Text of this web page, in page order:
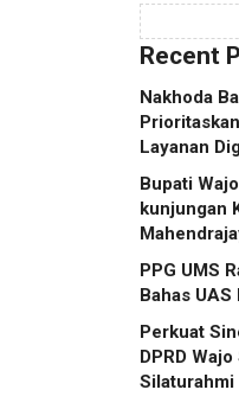
Recent
Nakhoda
Layanan
Bupati
kunjungan
PPG UMS
Bahas
Perkuat
DPRD
Silaturahmi